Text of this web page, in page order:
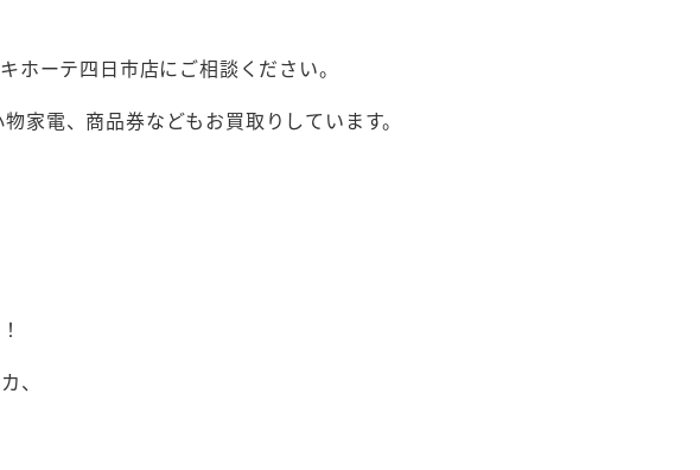
ホーテ四日市店にご相談ください。
家電、商品券などもお買取りしています。
、